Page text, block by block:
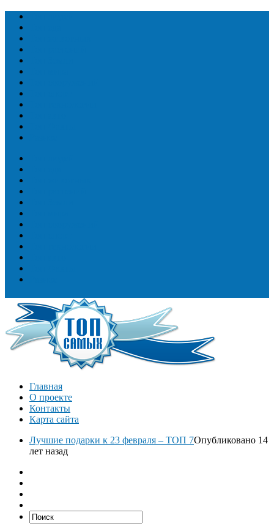
Главная
О проекте
Контакты
Карта сайта
Лучшие подарки к 23 февраля – ТОП 7Опубликовано 14
лет назад